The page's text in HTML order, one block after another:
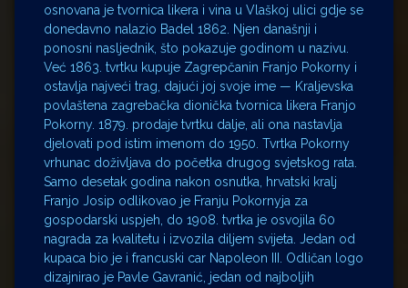
osnovana je tvornica likera i vina u Vlaškoj ulici gdje se
donedavno nalazio Badel 1862. Njen današnji i
ponosni nasljednik, što pokazuje godinom u nazivu.
Već 1863. tvrtku kupuje Zagrepčanin Franjo Pokorny i
ostavlja najveći trag, dajući joj svoje ime — Kraljevska
povlaštena zagrebačka dionička tvornica likera Franjo
Pokorny. 1879. prodaje tvrtku dalje, ali ona nastavlja
djelovati pod istim imenom do 1950. Tvrtka Pokorny
vrhunac doživljava do početka drugog svjetskog rata.
Samo desetak godina nakon osnutka, hrvatski kralj
Franjo Josip odlikovao je Franju Pokornyja za
gospodarski uspjeh, do 1908. tvrtka je osvojila 60
nagrada za kvalitetu i izvozila diljem svijeta. Jedan od
kupaca bio je i francuski car Napoleon III. Odličan logo
dizajnirao je Pavle Gavranić, jedan od najboljih